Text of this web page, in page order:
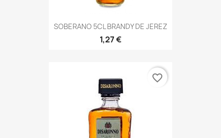
SOBERANO 5CL BRANDY DE JEREZ
1,27 €
favorite_border